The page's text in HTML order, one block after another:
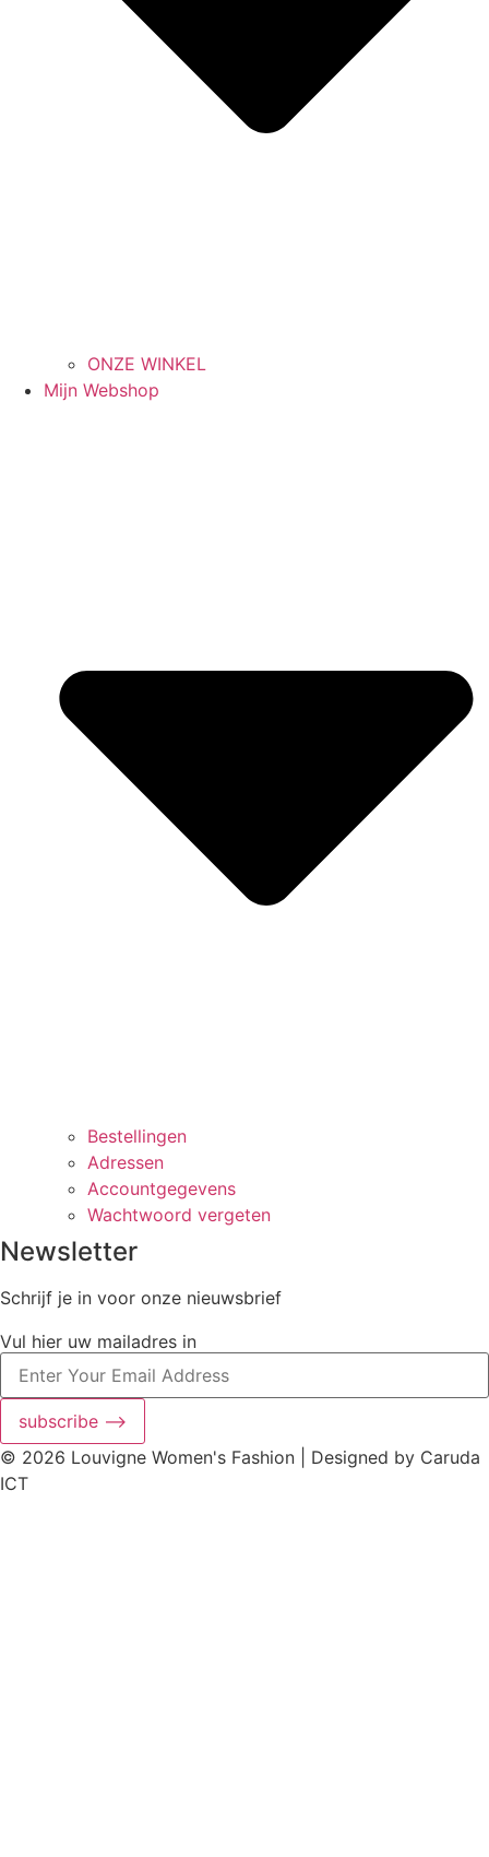
ONZE WINKEL
Mijn Webshop
Bestellingen
Adressen
Accountgegevens
Wachtwoord vergeten
Newsletter
Schrijf je in voor onze nieuwsbrief
Vul hier uw mailadres in
subscribe ⟶
© 2026 Louvigne Women's Fashion | Designed by Caruda
ICT